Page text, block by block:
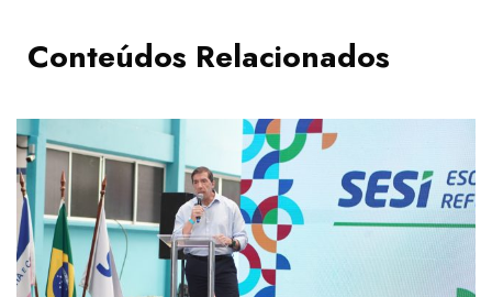
Conteúdos Relacionados